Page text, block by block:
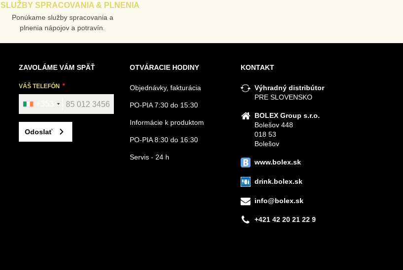
SLUŽBY SPRACOVANIA & PLNENIA
Ponúkame služby spracovania a
plnenia nápojov a potravín.
ZAVOLÁME VÁM SPÄŤ
VÁŠ TELEFÓN
Odoslať
OTVÁRACIE HODINY
Objednávky, fakturácia
PO-PIA 7:30 do 15:30
Informácie k produktom
PO-PIA 8:30 do 16:30
Servis - 24 h
KONTAKT
Výhradný distribútor
PRE SLOVENSKO
BOLEX Group s.r.o.
Bolešov 448
018 53
Bolešov
www.bolex.sk
drink.bolex.sk
info@bolex.sk
+421 42 20 21 22 9